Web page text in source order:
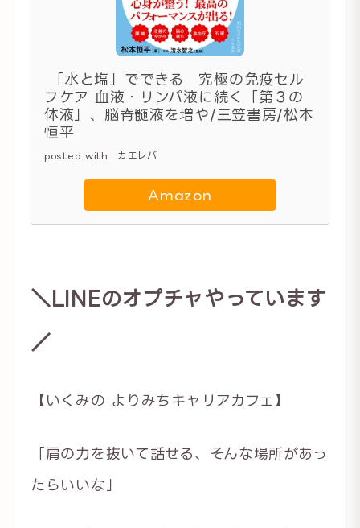
「水と塩」でできる 究極の免疫セル
フケア 血液・リンパ液に続く「第３の
体液」、脳脊髄液を増や/三笠書房/松本
恒平
posted with カエレバ
Amazon
＼LINEのオプチャやっています
／
【いくみの よりみちキャリアカフェ】
「肩の力を抜いて話せる、そんな場所があっ
たらいいな」